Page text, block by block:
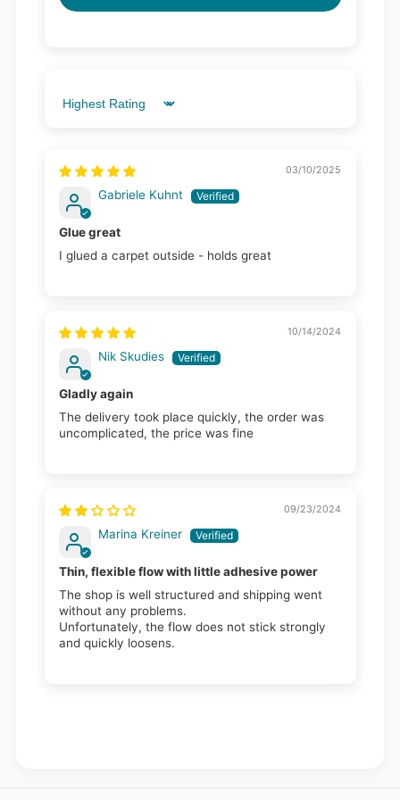
Sort by
03/10/2025
Gabriele Kuhnt
Glue great
I glued a carpet outside - holds great
10/14/2024
Nik Skudies
Gladly again
The delivery took place quickly, the order was
uncomplicated, the price was fine
09/23/2024
Marina Kreiner
Thin, flexible flow with little adhesive power
The shop is well structured and shipping went
without any problems.
Unfortunately, the flow does not stick strongly
and quickly loosens.